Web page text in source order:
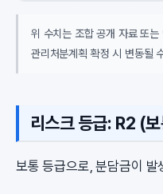
위 수치는 조합 공개 자료 또는
관리처분계획 확정 시 변동될
리스크 등급: R2 (
보통 등급으로, 분담금이